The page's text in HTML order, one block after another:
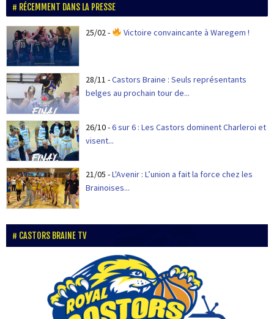
RÉCEMMENT DANS LA PRESSE
25/02- Victoire convaincante à Waregem !
28/11 -Castors Braine : Seuls représentants
belges au prochain tour de...
26/10-6 sur 6 : Les Castors dominent Charleroi et
visent...
21/05 -L'Avenir : L’union a fait la force chez les
Brainoises...
CASTORS BRAINE TV